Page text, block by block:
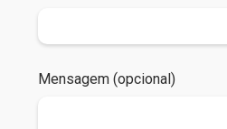
Mensagem (opcional)